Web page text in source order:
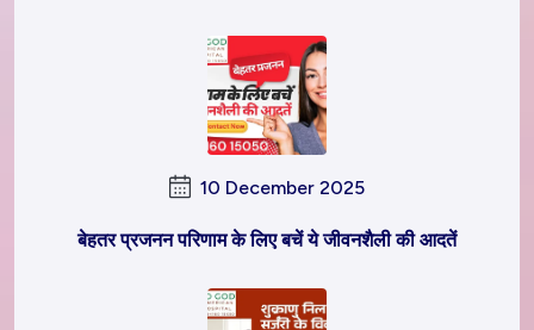
10 December 2025
बेहतर प्रजनन परिणाम के लिए बचें ये जीवनशैली की आदतें